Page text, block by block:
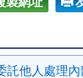
託他人處理